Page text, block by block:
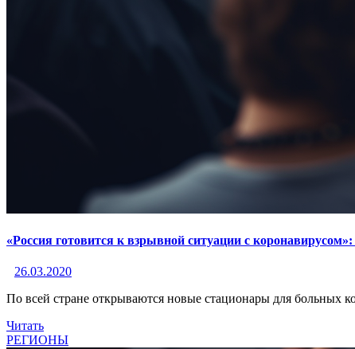
«Россия готовится к взрывной ситуации с
26.03.2020
По всей стране открываются новые стационары для больных
Читать
РЕГИОНЫ